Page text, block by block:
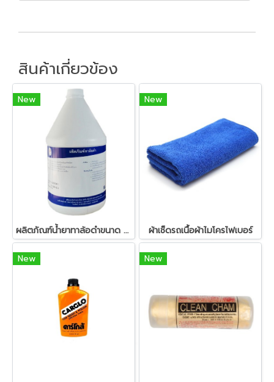
สินค้าเกี่ยวข้อง
New
ผลิตภัณฑ์น้ำยาทาล้อดำขนาด 3.8 ลิตร
New
ผ้าเช็ดรถเนื้อผ้าไมโครไฟเบอร์
New New